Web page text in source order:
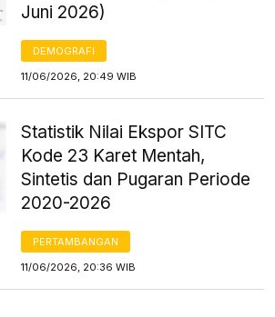
Juni 2026)
DEMOGRAFI
11/06/2026, 20:49 WIB
Statistik Nilai Ekspor SITC
Kode 23 Karet Mentah,
Sintetis dan Pugaran Periode
2020-2026
PERTAMBANGAN
11/06/2026, 20:36 WIB